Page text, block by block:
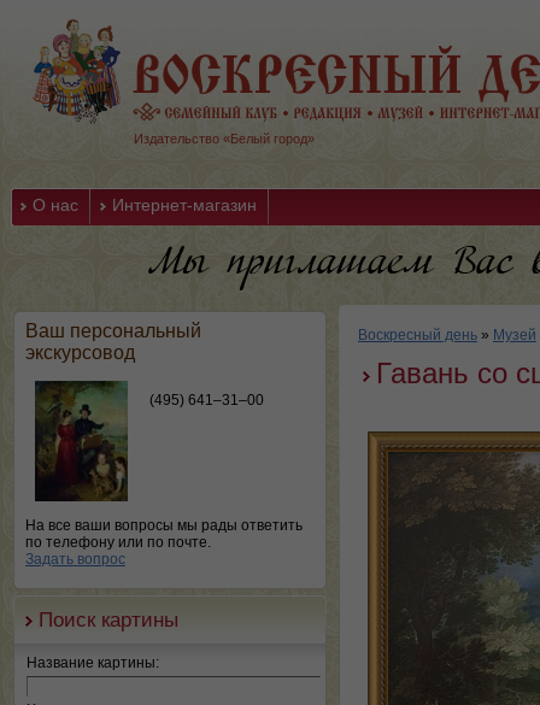
Издательство «Белый город»
О нас Интернет-магазин
Ваш персональный
экскурсовод
(495) 641–31–00
На все ваши вопросы мы рады ответить
по телефону или по почте.
Задать вопрос
Поиск картины
Название картины:
Воскресный день » Музей
Гавань со